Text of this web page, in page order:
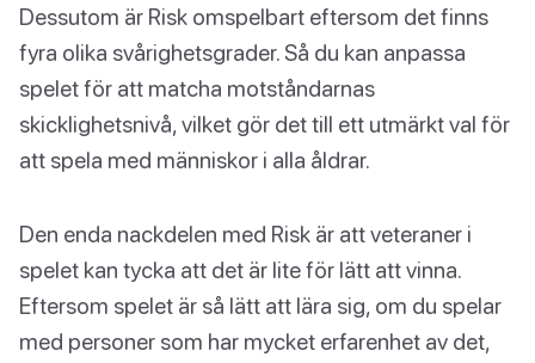
Dessutom är Risk omspelbart eftersom det finns
fyra olika svårighetsgrader. Så du kan anpassa
spelet för att matcha motståndarnas
skicklighetsnivå, vilket gör det till ett utmärkt val för
att spela med människor i alla åldrar.
Den enda nackdelen med Risk är att veteraner i
spelet kan tycka att det är lite för lätt att vinna.
Eftersom spelet är så lätt att lära sig, om du spelar
med personer som har mycket erfarenhet av det,